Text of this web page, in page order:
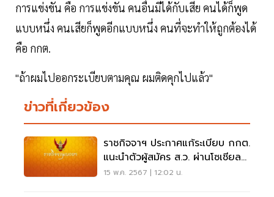
การแข่งขัน คือ การแข่งขัน คนอื่นมีได้กับเสีย คนได้ก็พูด
แบบหนึ่ง คนเสียก็พูดอีกแบบหนึ่ง คนที่จะทำให้ถูกต้องได้
คือ กกต.
"ถ้าผมไปออกระเบียบตามคุณ ผมติดคุกไปแล้ว"
ข่าวที่เกี่ยวข้อง
ราชกิจจาฯ ประกาศแก้ระเบียบ กกต.
แนะนำตัวผู้สมัคร ส.ว. ผ่านโซเชียล
ได้
15 พ.ค. 2567 | 12:02 น.